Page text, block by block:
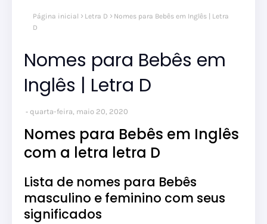
Página inicial Letra D
Nomes para Bebês em Inglês | Letra
D
Nomes para Bebês em
Inglês | Letra D
quarta-feira, maio 20, 2020
Nomes para Bebês em Inglês
com a letra letra D
Lista de nomes para Bebês
masculino e feminino com seus
significados